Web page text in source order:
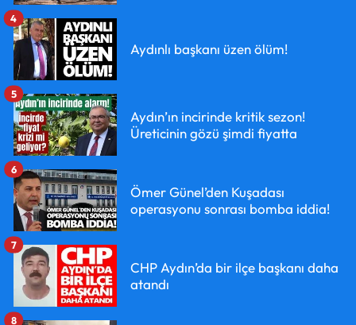
Aydınlı başkanı üzen ölüm!
4
Aydın’ın incirinde kritik sezon!
Üreticinin gözü şimdi fiyatta
5
Ömer Günel’den Kuşadası
operasyonu sonrası bomba iddia!
6
CHP Aydın’da bir ilçe başkanı daha
atandı
7
8